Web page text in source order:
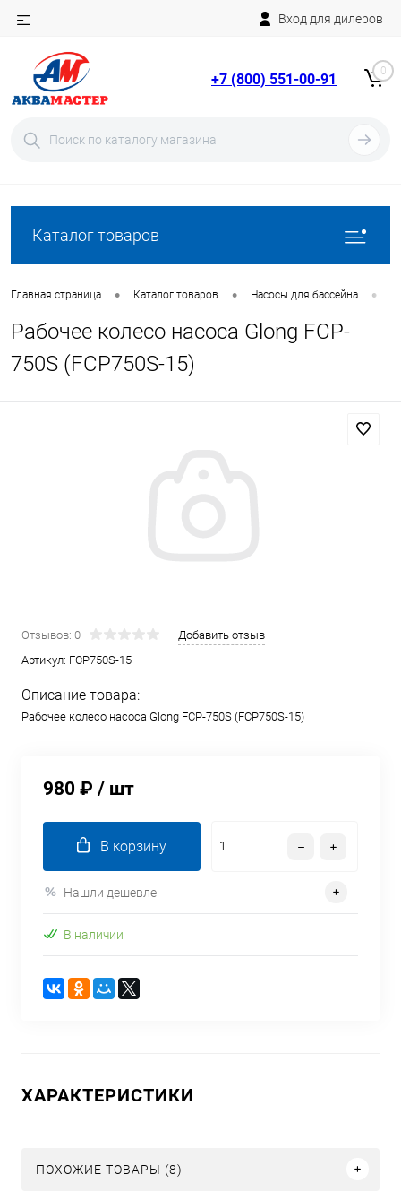
Вход для дилеров
+7 (800) 551-00-91 0
Каталог товаров
Главная страница • Каталог товаров • Насосы для бассейна •
Рабочее колесо насоса Glong FCP-
750S (FCP750S-15)
Отзывов: 0
Добавить отзыв
Артикул: FCP750S-15
Описание товара:
Рабочее колесо насоса Glong FCP-750S (FCP750S-15)
980 ₽ / шт
В корзину
Нашли дешевле
В наличии
ХАРАКТЕРИСТИКИ
ПОХОЖИЕ ТОВАРЫ (8)